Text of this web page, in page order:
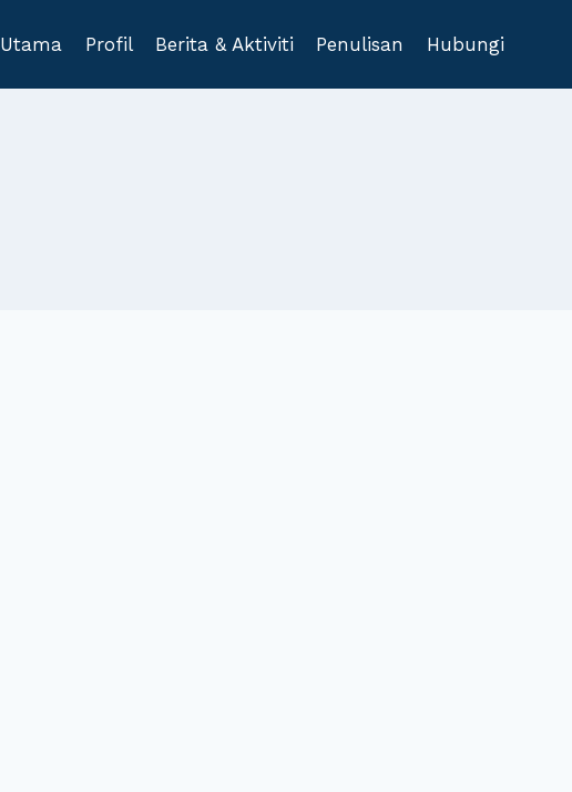
Utama Profil Berita & Aktiviti Penulisan Hubungi